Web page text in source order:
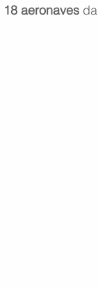
18 aeronaves